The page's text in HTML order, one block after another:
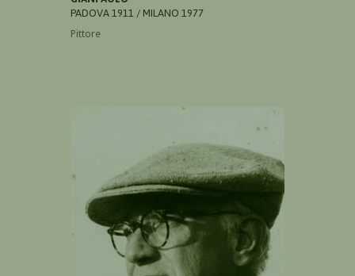
PADOVA 1911 / MILANO 1977
Pittore